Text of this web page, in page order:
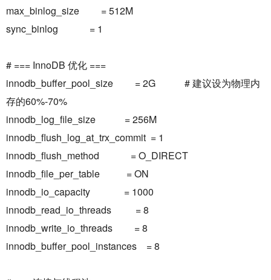
max_binlog_size = 512M
sync_binlog = 1
# === InnoDB 优化 ===
innodb_buffer_pool_size = 2G # 建议设为物理内
存的60%-70%
innodb_log_file_size = 256M
innodb_flush_log_at_trx_commit = 1
innodb_flush_method = O_DIRECT
innodb_file_per_table = ON
innodb_io_capacity = 1000
innodb_read_io_threads = 8
innodb_write_io_threads = 8
innodb_buffer_pool_instances = 8